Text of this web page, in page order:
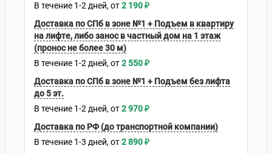
В течение 1-2 дней 2 190₽
Доставка по СПб в зоне №1 + Подъем в квартиру
на лифте, либо занос в частный дом на 1 этаж
(пронос не более 30 м)
В течение 1-2 дней 2 550₽
Доставка по СПб в зоне №1 + Подъем без лифта
до 5 эт.
В течение 1-2 дней 2 970₽
Доставка по РФ (до транспортной компании)
В течение 1-3 дней 2 890₽